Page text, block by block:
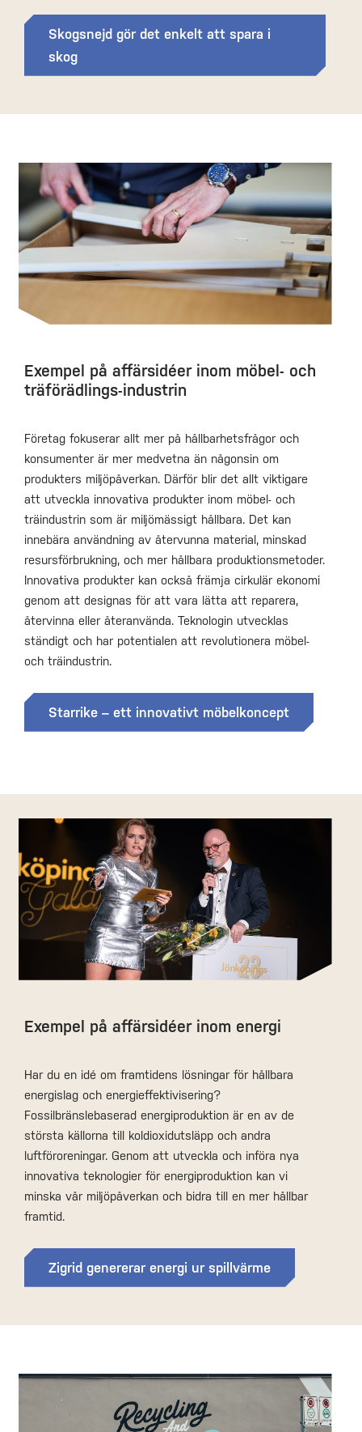
Skogsnejd gör det enkelt att spara i
skog
Exempel på affärsidéer inom möbel- och
träförädlings-industrin
Företag fokuserar allt mer på hållbarhetsfrågor och
konsumenter är mer medvetna än någonsin om
produkters miljöpåverkan. Därför blir det allt viktigare
att utveckla innovativa produkter inom möbel- och
träindustrin som är miljömässigt hållbara. Det kan
innebära användning av återvunna material, minskad
resursförbrukning, och mer hållbara produktionsmetoder.
Innovativa produkter kan också främja cirkulär ekonomi
genom att designas för att vara lätta att reparera,
återvinna eller återanvända. Teknologin utvecklas
ständigt och har potentialen att revolutionera möbel-
och träindustrin.
Starrike – ett innovativt möbelkoncept
Exempel på affärsidéer inom energi
Har du en idé om framtidens lösningar för hållbara
energislag och energieffektivisering?
Fossilbränslebaserad energiproduktion är en av de
största källorna till koldioxidutsläpp och andra
luftföroreningar. Genom att utveckla och införa nya
innovativa teknologier för energiproduktion kan vi
minska vår miljöpåverkan och bidra till en mer hållbar
framtid.
Zigrid genererar energi ur spillvärme